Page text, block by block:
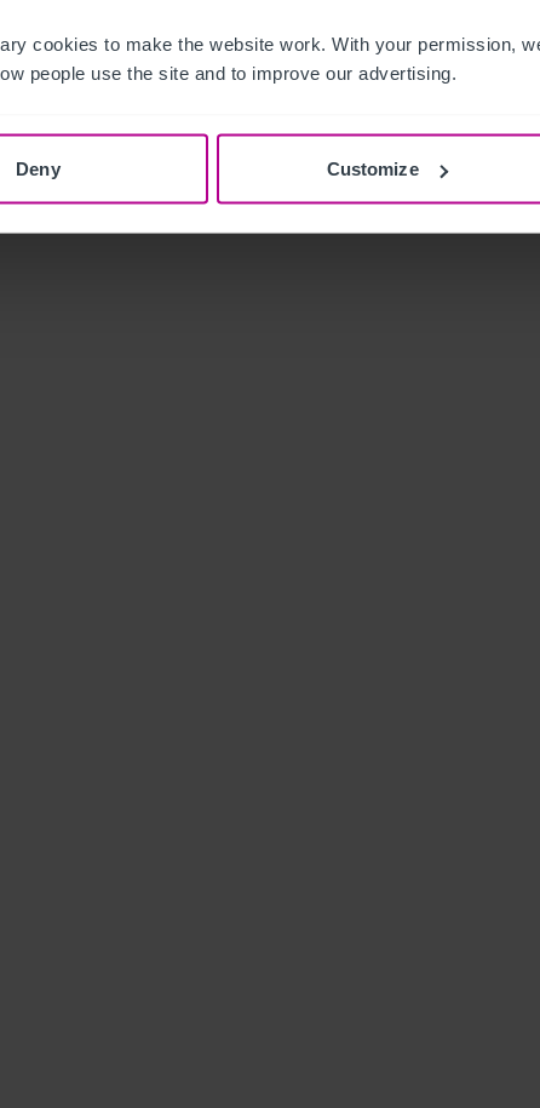
cookies to make the website work. With your permission,
people use the site and to improve our advertising.
Deny Customize